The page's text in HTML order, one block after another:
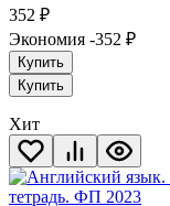
352 ₽
Экономия -352 ₽
Купить
Купить
Хит